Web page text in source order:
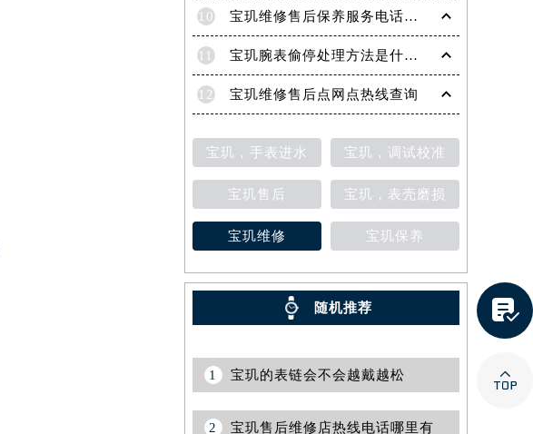
10 宝玑维修售后保养服务电话是多少
11 宝玑腕表偷停处理方法是什么（专业维修指南与常见故障排查）
12 宝玑维修售后点网点热线查询
宝玑，手表进水 宝玑，调试校准
宝玑售后 宝玑，表壳磨损
宝玑维修 宝玑保养
随机推荐
1 宝玑的表链会不会越戴越松
2 宝玑售后维修店热线电话哪里有

